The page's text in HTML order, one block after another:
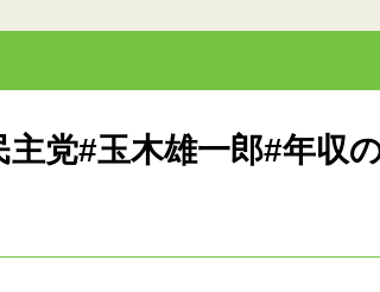
党#玉木雄一郎#年収